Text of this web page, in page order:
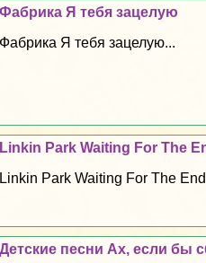
Фабрика Я тебя зацелую
Фабрика Я тебя зацелую...
Linkin Park Waiting For The
Linkin Park Waiting For The
Детские песни Ах, если бы